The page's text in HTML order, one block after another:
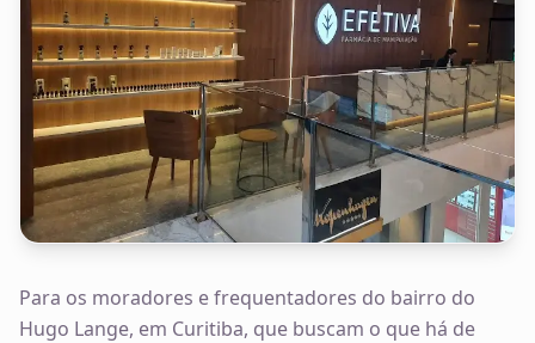
Para os moradores e frequentadores do bairro do
Hugo Lange, em Curitiba, que buscam o que há de